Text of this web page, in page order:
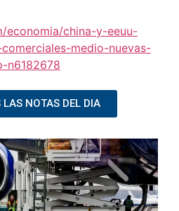
economia/china-y-eeuu-
medio-nuevas-
n6182678
LAS NOTAS DEL DIA